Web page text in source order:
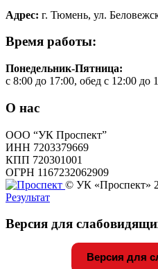
Адрес: г. Тюмень, ул.
Время работы:
Понедельник-Пятница:
с 8:00 до 17:00, обед с 12:00 до
О нас
ООО “УК Проспект”
ИНН 7203379669
КПП 720301001
ОГРН 1167232062909
© УК «Проспект»
Результат
Версия для
Версия для